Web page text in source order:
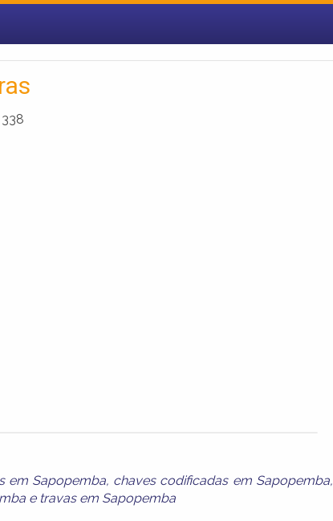
em Sapopemba, chaves codificadas em Sapopemba,
e travas em Sapopemba